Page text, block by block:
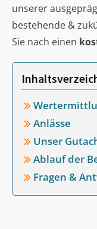
unserer
bestehende &
Sie nach einen
Anlässe
Unser
Ablauf der
Fragen &